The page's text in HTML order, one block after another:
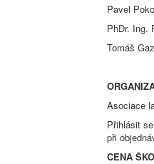
Pavel
PhDr. Ing.
Tomáš
Asociace
Přihlásit
při
CENA